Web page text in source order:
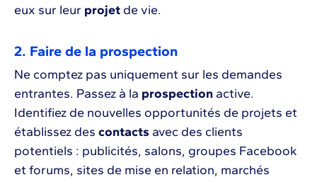
eux sur leur projet de vie.
2. Faire de la prospection
Ne comptez pas uniquement sur les demandes
entrantes. Passez à la prospection active.
Identifiez de nouvelles opportunités de projets et
établissez des contacts avec des clients
potentiels : publicités, salons, groupes Facebook
et forums, sites de mise en relation, marchés